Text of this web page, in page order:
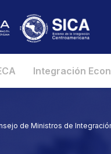
Integración
de Ministros de